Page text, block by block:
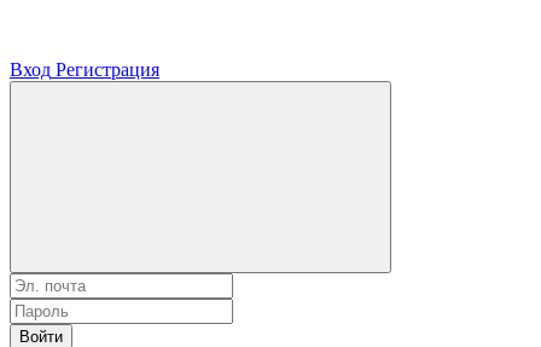
Вход Регистрация
Войти